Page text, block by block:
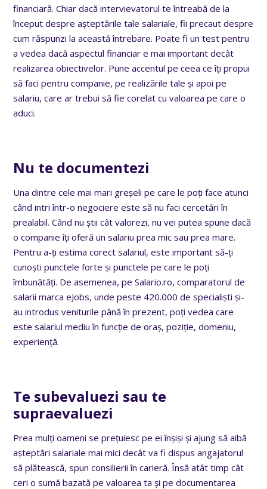
financiară. Chiar dacă intervievatorul te întreabă de la
început despre așteptările tale salariale, fii precaut despre
cum răspunzi la această întrebare. Poate fi un test pentru
a vedea dacă aspectul financiar e mai important decât
realizarea obiectivelor. Pune accentul pe ceea ce îți propui
să faci pentru companie, pe realizările tale și apoi pe
salariu, care ar trebui să fie corelat cu valoarea pe care o
aduci.
Nu te documentezi
Una dintre cele mai mari greșeli pe care le poți face atunci
când intri într-o negociere este să nu faci cercetări în
prealabil. Când nu știi cât valorezi, nu vei putea spune dacă
o companie îți oferă un salariu prea mic sau prea mare.
Pentru a-ți estima corect salariul, este important să-ți
cunoști punctele forte și punctele pe care le poți
îmbunătăți. De asemenea, pe Salario.ro, comparatorul de
salarii marca eJobs, unde peste 420.000 de specialiști și-
au introdus veniturile până în prezent, poți vedea care
este salariul mediu în funcție de oraș, poziție, domeniu,
experiență.
Te subevaluezi sau te
supraevaluezi
Prea mulți oameni se prețuiesc pe ei înșiși și ajung să aibă
așteptări salariale mai mici decât va fi dispus angajatorul
să plătească, spun consilierii în carieră. Însă atât timp cât
ceri o sumă bazată pe valoarea ta și pe documentarea